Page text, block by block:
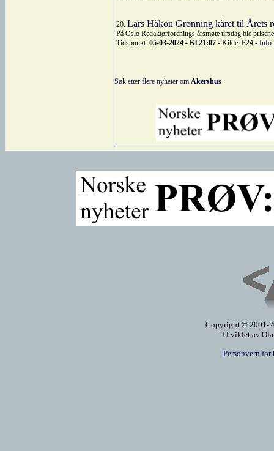
20. Lars Håkon Grønning kåret til Årets
På Oslo Redaktørforenings årsmøte tirsdag ble
Tidspunkt: 05-03-2024 - Kl.21:07 - Kilde: E24 - Info
Søk etter flere nyheter om Akershus
Copyright © 2001-
Utviklet av
Personvern